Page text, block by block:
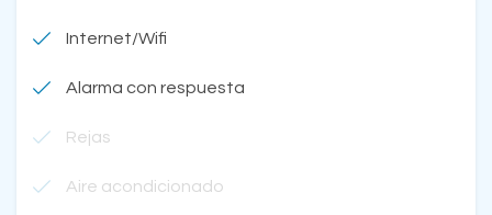
Internet/Wifi
Alarma con respuesta
Rejas
Aire acondicionado